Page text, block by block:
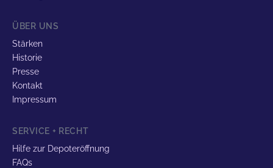
ÜBER UNS
Stärken
Historie
Presse
Kontakt
Impressum
SERVICE + RECHT
Hilfe zur Depoteröffnung
FAQs